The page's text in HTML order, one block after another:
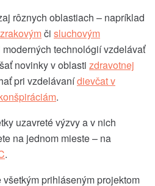
rôznych oblastiach – napríklad
zrakovýmči sluchovým
technológií vzdelávať
novinky v oblasti zdravotnej
pri vzdelávanídievčat v
.
uzavreté výzvy a v nich
na jednom mieste – na
.
prihláseným projektom